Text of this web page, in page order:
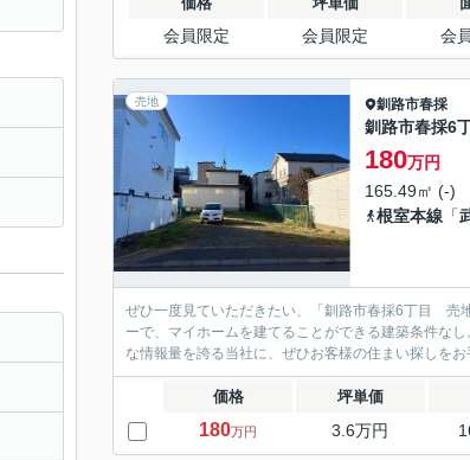
会員限定 会員限定 会
売地 釧路市春採
釧路市春採6
180万円
165.49㎡ (-)
根室本線 「
ぜひ一度見ていただきたい、「釧路市春採6丁目 売
ーで、マイホームを建てることができる建築条件な
な情報量を誇る当社に、ぜひお客様の住まい探しを
価格 坪単価
180万円 3.6万円